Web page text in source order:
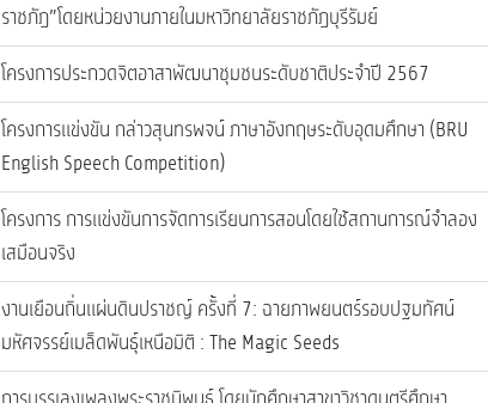
ราชภัฏ”โดยหน่วยงานภายในมหาวิทยาลัยราชภัฏบุรีรัมย์
โครงการประกวดจิตอาสาพัฒนาชุมชนระดับชาติประจำปี 2567
โครงการแข่งขัน กล่าวสุนทรพจน์ ภาษาอังกฤษระดับอุดมศึกษา (BRU
English Speech Competition)
โครงการ การแข่งขันการจัดการเรียนการสอนโดยใช้สถานการณ์จำลอง
เสมือนจริง
งานเยือนถิ่นแผ่นดินปราชญ์ ครั้งที่ 7: ฉายภาพยนตร์รอบปฐมทัศน์
มหัศจรรย์เมล็ดพันธุ์เหนือมิติ : The Magic Seeds